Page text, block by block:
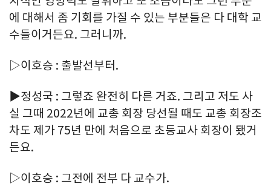
에 대해서 좀 기회를 가질 수 있는 부분들은 다 대학 교
수들이거든요. 그러니까.
▷이호승 : 출발선부터.
▶정성국 : 그렇죠 완전히 다른 거죠. 그리고 저도 사
실 그때 2022년에 교총 회장 당선될 때도 교총 회장조
차도 제가 75년 만에 처음으로 초등교사 회장이 됐거
든요.
▷이호승 : 그전에 전부 다 교수가.